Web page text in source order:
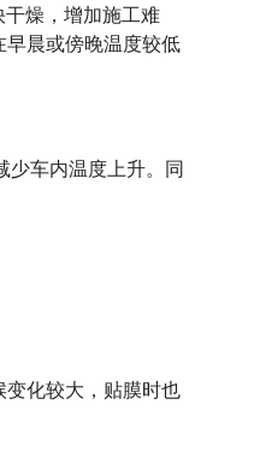
燥，增加施工难
晨或傍晚温度较低
少车内温度上升。同
化较大，贴膜时也